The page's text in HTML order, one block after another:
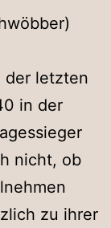
der letzten
in der
nicht, ob
zu ihrer